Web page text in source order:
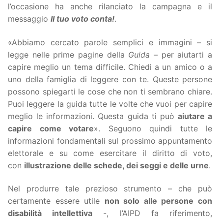
l’occasione ha anche rilanciato la campagna e il
messaggio Il tuo voto conta!.
«Abbiamo cercato parole semplici e immagini – si
legge nelle prime pagine della Guida – per aiutarti a
capire meglio un tema difficile. Chiedi a un amico o a
uno della famiglia di leggere con te. Queste persone
possono spiegarti le cose che non ti sembrano chiare.
Puoi leggere la guida tutte le volte che vuoi per capire
meglio le informazioni. Questa guida ti può aiutare a
capire come votare». Seguono quindi tutte le
informazioni fondamentali sul prossimo appuntamento
elettorale e su come esercitare il diritto di voto,
con illustrazione delle schede, dei seggi e delle urne.
Nel produrre tale prezioso strumento – che può
certamente essere utile non solo alle persone con
disabilità intellettiva -, l’AIPD fa riferimento,